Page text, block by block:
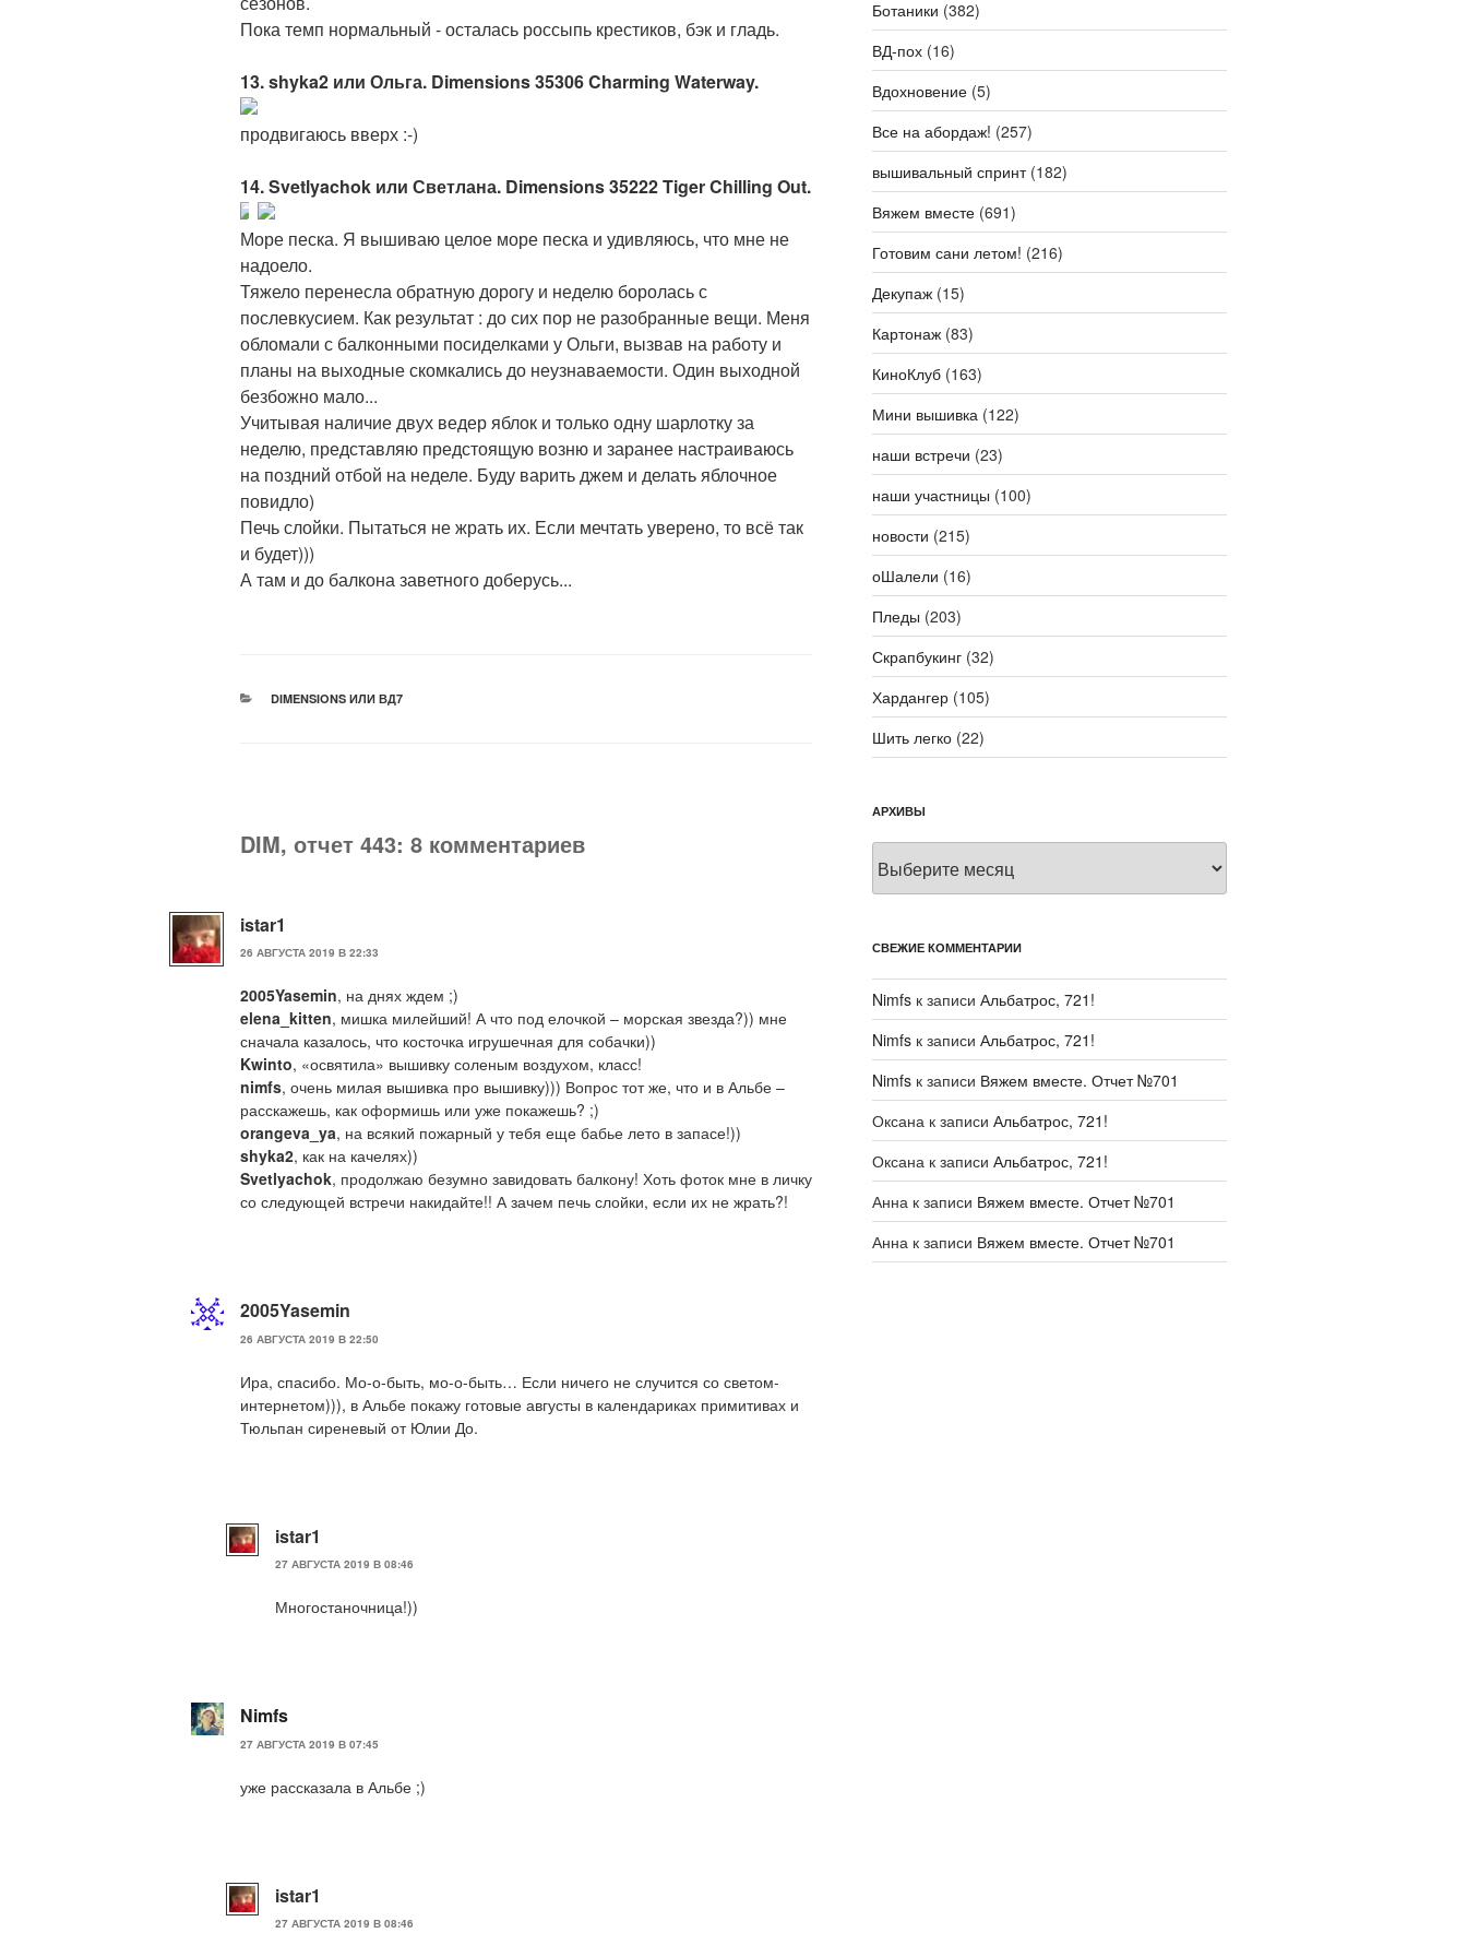
Пока темп нормальный - осталась россыпь крестиков, бэк и гладь.
13. shyka2 или Ольга. Dimensions 35306 Charming Waterway.
продвигаюсь вверх :-)
14. Svetlyachok или Светлана. Dimensions 35222 Tiger Chilling Out.
Море песка. Я вышиваю целое море песка и удивляюсь, что мне не
надоело.
Тяжело перенесла обратную дорогу и неделю боролась с
послевкусием. Как результат : до сих пор не разобранные вещи. Меня
обломали с балконными посиделками у Ольги, вызвав на работу и
планы на выходные скомкались до неузнаваемости. Один выходной
безбожно мало...
Учитывая наличие двух ведер яблок и только одну шарлотку за
неделю, представляю предстоящую возню и заранее настраиваюсь
на поздний отбой на неделе. Буду варить джем и делать яблочное
повидло)
Печь слойки. Пытаться не жрать их. Если мечтать уверено, то всё так
и будет)))
А там и до балкона заветного доберусь...
РУБРИКИ
DIMENSIONS ИЛИ ВД7
DIM, отчет 443: 8 комментариев
istar1
26 АВГУСТА 2019 В 22:33
2005Yasemin, на днях ждем ;)
elena_kitten, мишка милейший! А что под елочкой – морская звезда?)) мне
сначала казалось, что косточка игрушечная для собачки))
Kwinto, «освятила» вышивку соленым воздухом, класс!
nimfs, очень милая вышивка про вышивку))) Вопрос тот же, что и в Альбе –
расскажешь, как оформишь или уже покажешь? ;)
orangeva_ya, на всякий пожарный у тебя еще бабье лето в запасе!))
shyka2, как на качелях))
Svetlyachok, продолжаю безумно завидовать балкону! Хоть фоток мне в личку
со следующей встречи накидайте!! А зачем печь слойки, если их не жрать?!
2005Yasemin
26 АВГУСТА 2019 В 22:50
Ира, спасибо. Мо-о-быть, мо-о-быть… Если ничего не случится со светом-
интернетом))), в Альбе покажу готовые августы в календариках примитивах и
Тюльпан сиреневый от Юлии До.
istar1
27 АВГУСТА 2019 В 08:46
Многостаночница!))
Nimfs
27 АВГУСТА 2019 В 07:45
уже рассказала в Альбе ;)
istar1
27 АВГУСТА 2019 В 08:46
Ботаники (382)
ВД-пох(16)
Вдохновение(5)
Все на абордаж! (257)
вышивальный спринт(182)
Вяжем вместе(691)
Готовим сани летом! (216)
Декупаж(15)
Картонаж(83)
КиноКлуб(163)
Мини вышивка(122)
наши встречи (23)
наши участницы (100)
новости (215)
оШалели (16)
Пледы (203)
Скрапбукинг(32)
Хардангер(105)
Шить легко(22)
АРХИВЫ
СВЕЖИЕ КОММЕНТАРИИ
Nimfsк записи Альбатрос, 721!
Nimfsк записи Альбатрос, 721!
Nimfsк записи Вяжем вместе. Отчет №701
Оксанак записи Альбатрос, 721!
Оксанак записи Альбатрос, 721!
Аннак записи Вяжем вместе. Отчет №701
Аннак записи Вяжем вместе. Отчет №701